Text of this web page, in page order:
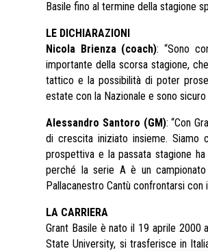
Basile fino al termine della stagione
LE DICHIARAZIONI
Nicola Brienza (coach): “Sono
importante della scorsa stagione,
tattico e la possibilità di poter
estate con la Nazionale e sono
Alessandro Santoro (GM): “Con
di crescita iniziato insieme. Siamo
prospettiva e la passata stagione
perché la serie A è un
Pallacanestro Cantù confrontarsi
LA CARRIERA
Grant Basile è nato il 19 aprile 2000
State University, si trasferisce in